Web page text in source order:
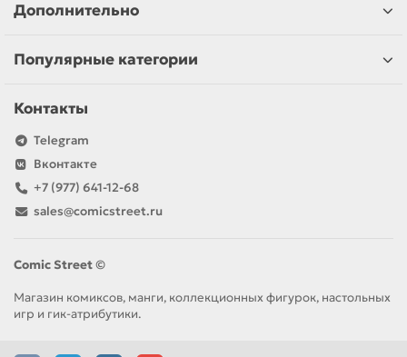
Дополнительно
Популярные категории
Контакты
Telegram
Вконтакте
+7 (977) 641-12-68
sales@comicstreet.ru
Comic Street ©
Магазин комиксов, манги, коллекционных фигурок, настольных
игр и гик-атрибутики.